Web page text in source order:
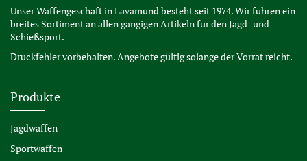
Unser Waffengeschäft in Lavamünd besteht seit 1974. Wir führen ein
breites Sortiment an allen gängigen Artikeln für den Jagd- und
Schießsport.
Druckfehler vorbehalten. Angebote gültig solange der Vorrat reicht.
Produkte
Jagdwaffen
Sportwaffen